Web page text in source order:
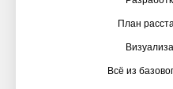
План
Всё из